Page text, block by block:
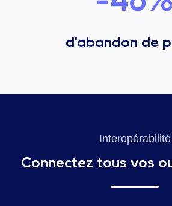
d'abandon de
Interopérabilité
Connectez tous vos